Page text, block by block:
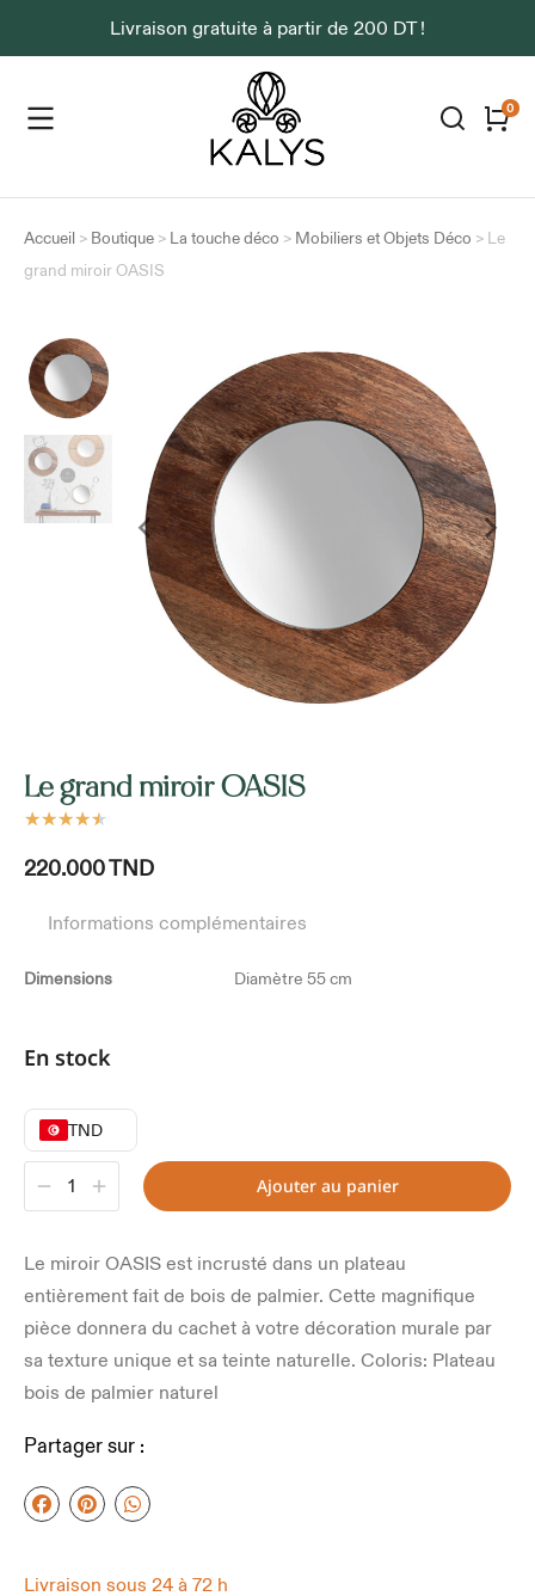
Livraison gratuite à partir de 200 DT !
Accueil > Boutique > La touche déco > Mobiliers et Objets Déco > Le
grand miroir OASIS
Le grand miroir OASIS
★★★★★
220.000TND
Informations complémentaires
Dimensions Diamètre 55 cm
En stock
TND
Ajouter au panier
Le miroir OASIS est incrusté dans un plateau
entièrement fait de bois de palmier. Cette magnifique
pièce donnera du cachet à votre décoration murale par
sa texture unique et sa teinte naturelle. Coloris: Plateau
bois de palmier naturel
Partager sur :
Livraison sous 24 à 72 h